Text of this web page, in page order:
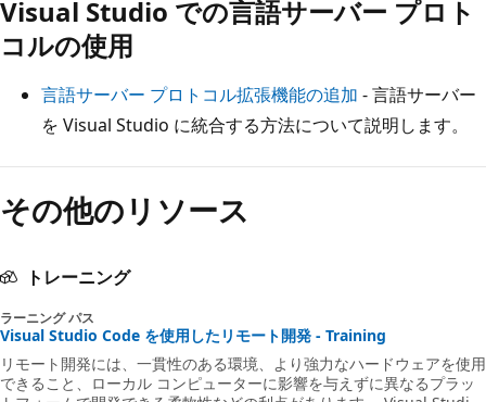
Visual Studio での言語サーバー プロト
コルの使用
言語サーバー プロトコル拡張機能の追加 - 言語サーバー
を Visual Studio に統合する方法について説明します。
その他のリソース
トレーニング
ラーニング パス
Visual Studio Code を使用したリモート開発 - Training
リモート開発には、一貫性のある環境、より強力なハードウェアを使用
できること、ローカル コンピューターに影響を与えずに異なるプラッ